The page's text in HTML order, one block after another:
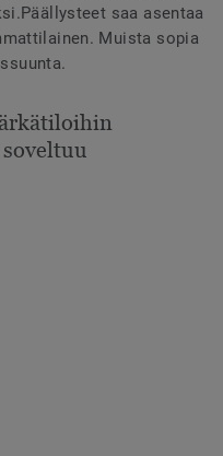
saa asentaa
Muista sopia